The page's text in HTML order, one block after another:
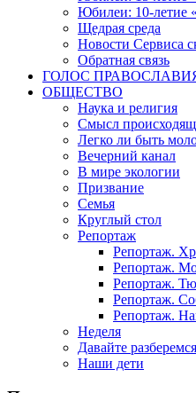
Юбилеи: 10-летие
Щедрая среда
Новости Сервиса
Обратная связь
ГОЛОС
ОБЩЕСТВО
Наука и религия
Смысл
Легко ли быть
Вечерний канал
В мире экологии
Призвание
Семья
Круглый стол
Репортаж
Репортаж.
Репортаж.
Репортаж.
Репортаж.
Репортаж.
Неделя
Давайте разберемся
Наши дети